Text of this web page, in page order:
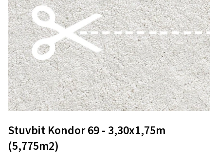
Stuvbit Kondor 69 - 3,30x1,75m
(5,775m2)